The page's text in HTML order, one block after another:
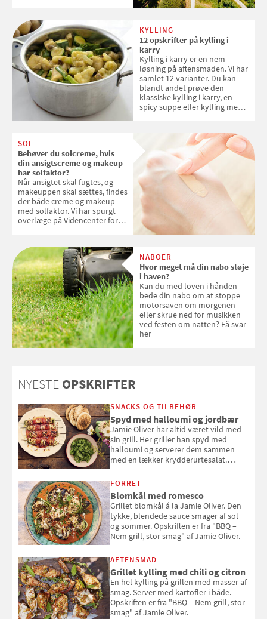
KYLLING
12 opskrifter på kylling i
karry
Kylling i karry er en nem
løsning på aftensmaden. Vi har
samlet 12 varianter. Du kan
blandt andet prøve den
klassiske kylling i karry, en
spicy suppe eller kylling med
SOL
Behøver du solcreme, hvis
din ansigtscreme og makeup
har solfaktor?
Når ansigtet skal fugtes, og
makeuppen skal sættes, findes
der både creme og makeup
med solfaktor. Vi har spurgt
overlæge på Videncenter for
med SPF kan erstatte
solcreme, når man bevæger
sig ud i solen
NABOER
Hvor meget må din nabo støje
i haven?
Kan du med loven i hånden
bede din nabo om at stoppe
motorsaven om morgenen
eller skrue ned for musikken
ved festen om natten? Få svar
her
NYESTE OPSKRIFTER
SNACKS OG TILBEHØR
Spyd med halloumi og jordbær
Jamie Oliver har altid været vild med
sin grill. Her griller han spyd med
halloumi og serverer dem sammen
med en lækker krydderurtesalat.
smag" af Jamie Oliver.
FORRET
Blomkål med romesco
Grillet blomkål á la Jamie Oliver. Den
tykke, blendede sauce smager af sol
og sommer. Opskriften er fra "BBQ –
Nem grill, stor smag" af Jamie Oliver.
AFTENSMAD
Grillet kylling med chili og citron
En hel kylling på grillen med masser af
smag. Server med kartofler i både.
Opskriften er fra "BBQ – Nem grill, stor
smag" af Jamie Oliver.